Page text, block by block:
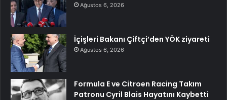
Ağustos 6, 2026
İçişleri Bakanı Çiftçi’den YÖK ziyareti
Ağustos 6, 2026
Formula E ve Citroen Racing Takım
Patronu Cyril Blais Hayatını Kaybetti